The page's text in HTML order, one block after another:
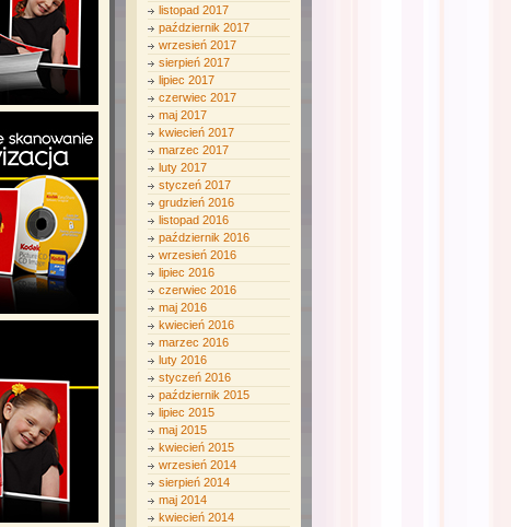
listopad 2017
październik 2017
wrzesień 2017
sierpień 2017
lipiec 2017
czerwiec 2017
maj 2017
kwiecień 2017
marzec 2017
luty 2017
styczeń 2017
grudzień 2016
listopad 2016
październik 2016
wrzesień 2016
lipiec 2016
czerwiec 2016
maj 2016
kwiecień 2016
marzec 2016
luty 2016
styczeń 2016
październik 2015
lipiec 2015
maj 2015
kwiecień 2015
wrzesień 2014
sierpień 2014
maj 2014
kwiecień 2014